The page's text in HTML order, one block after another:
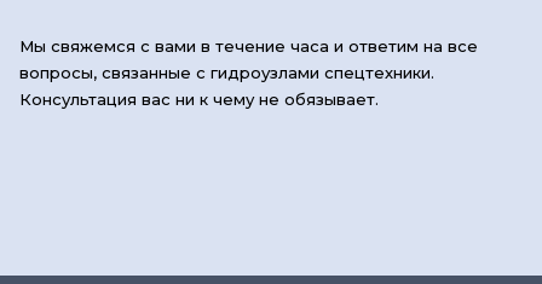
Мы свяжемся с вами в течение часа и ответим на все
вопросы, связанные с гидроузлами спецтехники.
Консультация вас ни к чему не обязывает.